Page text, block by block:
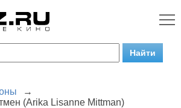
→
(Arika Lisanne Mittman)